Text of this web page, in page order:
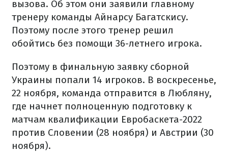
вызова. Об этом они заявили главному
тренеру команды Айнарсу Багатскису.
Поэтому после этого тренер решил
обойтись без помощи 36-летнего игрока.
Поэтому в финальную заявку сборной
Украины попали 14 игроков. В воскресенье,
22 ноября, команда отправится в Любляну,
где начнет полноценную подготовку к
матчам квалификации Евробаскета-2022
против Словении (28 ноября) и Австрии (30
ноября).